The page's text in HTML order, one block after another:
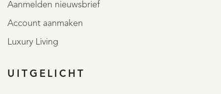
Aanmelden nieuwsbrief
Account aanmaken
Luxury Living
UITGELICHT